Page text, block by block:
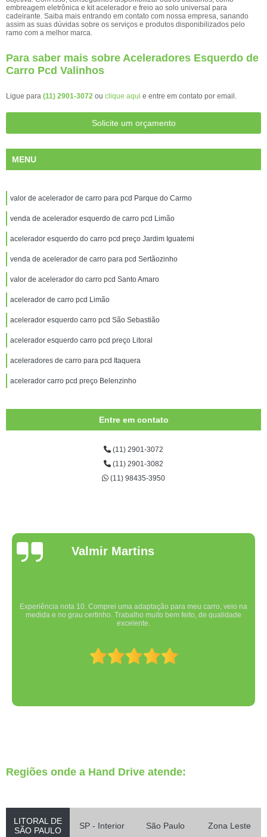
embreagem eletrônica e kit acelerador e freio ao solo universal para
cadeirante. Saiba mais entrando em contato com nossa empresa, sanando
assim as suas dúvidas sobre os serviços e produtos disponibilizados pelo
ramo com a melhor marca.
Para saber mais sobre Aceleradores Esquerdo de
Carro Pcd Valinhos
Ligue para (11) 2901-3072 ou clique aqui e entre em contato por email.
Solicite um orçamento
MENU
valor de acelerador de carro para pcd Parque do Carmo
venda de acelerador esquerdo de carro pcd Limão
acelerador esquerdo do carro pcd preço Jardim Iguatemi
venda de acelerador de carro para pcd Sertãozinho
valor de acelerador do carro pcd Santo Amaro
acelerador de carro pcd Limão
acelerador esquerdo carro pcd São Sebastião
acelerador esquerdo carro pcd preço Litoral
aceleradores de carro para pcd Itaquera
acelerador carro pcd preço Belenzinho
Entre em contato
(11) 2901-3072
(11) 2901-3082
(11) 98435-3950
Valmir Martins
Experiência nota 10. Comprei uma adaptação para meu carro, veio na
medida e no grau certinho. Trabalho muito bem feito, de qualidade
excelente.
Regiões onde a Hand Drive atende:
LITORAL DE
SÃO PAULO
SP - Interior São Paulo Zona Leste